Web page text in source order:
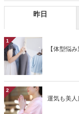
昨日
1
【体型悩
2
運気も美